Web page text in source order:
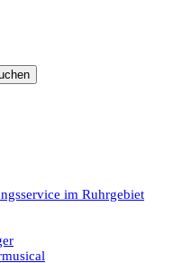
im Ruhrgebiet